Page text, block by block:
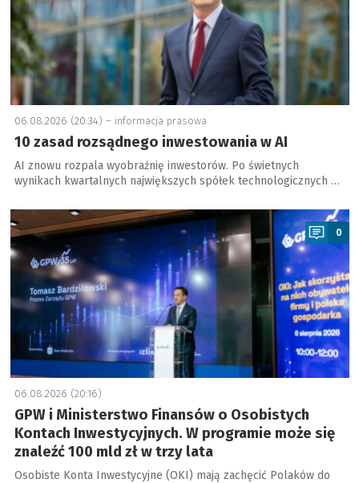
06.08.2026 (20:34) – informacja prasowa
10 zasad rozsądnego inwestowania w AI
AI znowu rozpala wyobraźnię inwestorów. Po świetnych
wynikach kwartalnych największych spółek technologicznych …
a
0
06.08.2026 (20:16)
GPW i Ministerstwo Finansów o Osobistych
Kontach Inwestycyjnych. W programie może się
znaleźć 100 mld zł w trzy lata
Osobiste Konta Inwestycyjne (OKI) mają zachęcić Polaków do